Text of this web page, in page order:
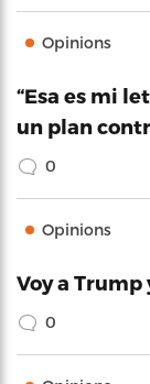
Opinions
“Esa es mi
un plan
0
Opinions
Voy a Trump
0